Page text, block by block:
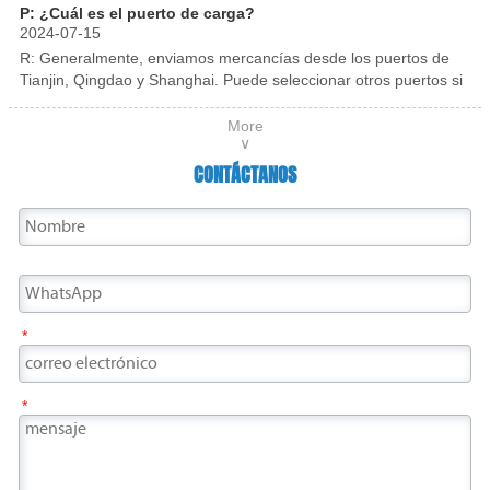
pasillos, lobby de hoteles y diversas series de
corrosión, rayones, etc. durante el transporte.
P: ¿Cuál es el puerto de carga?
2024-07-15
R: Generalmente, enviamos mercancías desde los puertos de
Tianjin, Qingdao y Shanghai. Puede seleccionar otros puertos si
More
∨
CONTÁCTANOS
*
*